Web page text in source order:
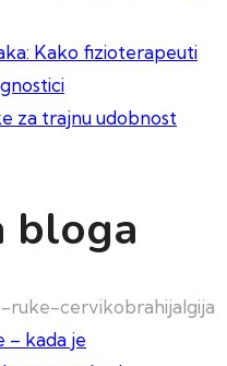
Kako fizioterapeuti
za trajnu udobnost
bloga
– kada je